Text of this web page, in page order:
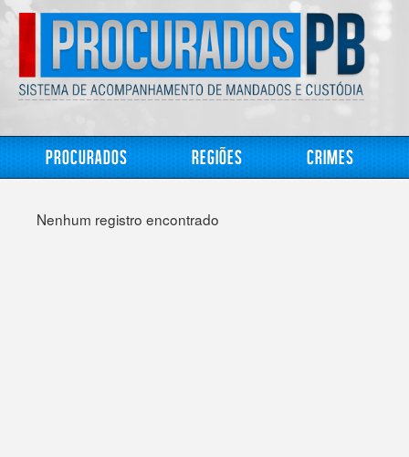
Procurados Regiões Crimes
Nenhum registro encontrado